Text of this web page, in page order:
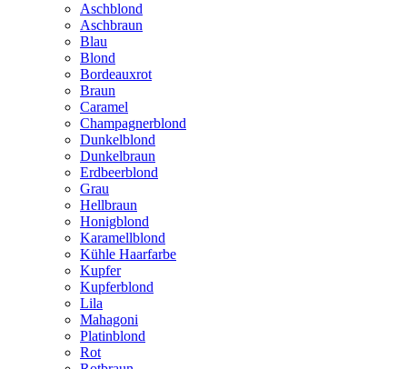
Aschblond
Aschbraun
Blau
Blond
Bordeauxrot
Braun
Caramel
Champagnerblond
Dunkelblond
Dunkelbraun
Erdbeerblond
Grau
Hellbraun
Honigblond
Karamellblond
Kühle Haarfarbe
Kupfer
Kupferblond
Lila
Mahagoni
Platinblond
Rot